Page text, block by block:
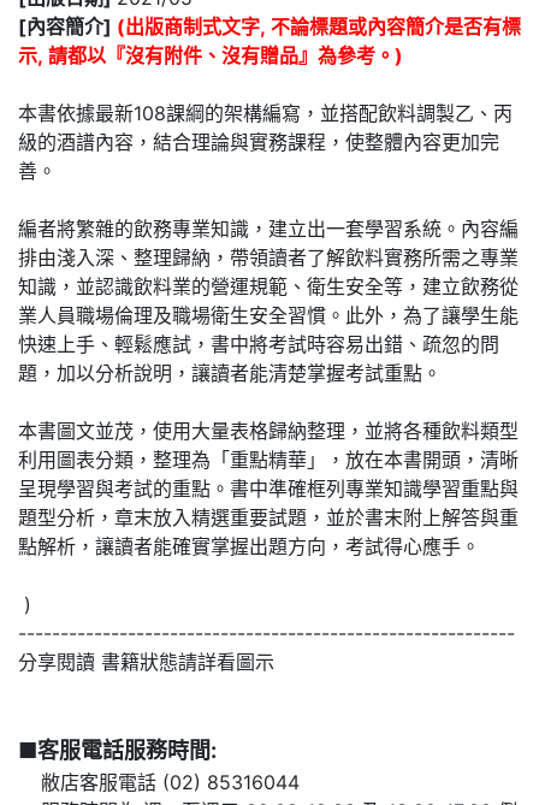
[內容簡介] (出版商制式文字, 不論標題或內容簡介是否有標
示, 請都以『沒有附件、沒有贈品』為參考。)
本書依據最新108課綱的架構編寫，並搭配飲料調製乙、丙
級的酒譜內容，結合理論與實務課程，使整體內容更加完
善。
編者將繁雜的飲務專業知識，建立出一套學習系統。內容編
排由淺入深、整理歸納，帶領讀者了解飲料實務所需之專業
知識，並認識飲料業的營運規範、衛生安全等，建立飲務從
業人員職場倫理及職場衛生安全習慣。此外，為了讓學生能
快速上手、輕鬆應試，書中將考試時容易出錯、疏忽的問
題，加以分析說明，讓讀者能清楚掌握考試重點。
本書圖文並茂，使用大量表格歸納整理，並將各種飲料類型
利用圖表分類，整理為「重點精華」，放在本書開頭，清晰
呈現學習與考試的重點。書中準確框列專業知識學習重點與
題型分析，章末放入精選重要試題，並於書末附上解答與重
點解析，讓讀者能確實掌握出題方向，考試得心應手。
)
-----------------------------------------------------------
分享閱讀 書籍狀態請詳看圖示
■客服電話服務時間:
敝店客服電話 (02) 85316044